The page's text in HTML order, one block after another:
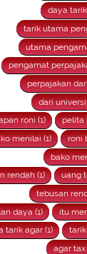
daya
tarik utama
utama
pengamat
perpajakan
dari
roni (1)
pelita
menilai (1)
roni
bako
rendah (1)
uang
tebusan
daya (1)
itu
tarik agar (1)
agar tax